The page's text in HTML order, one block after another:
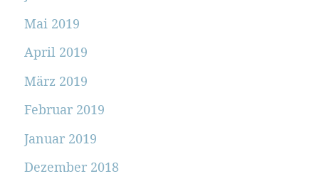
Mai 2019
April 2019
März 2019
Februar 2019
Januar 2019
Dezember 2018